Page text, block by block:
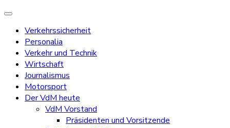
Verkehrssicherheit
Personalia
Verkehr und Technik
Wirtschaft
Journalismus
Motorsport
Der VdM heute
VdM Vorstand
Präsidenten und Vorsitzende